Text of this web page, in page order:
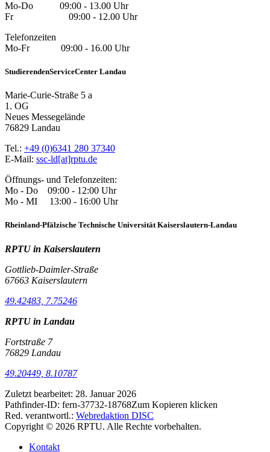
Mo-Do 09:00 - 13.00 Uhr
Fr 09:00 - 12.00 Uhr
Telefonzeiten
Mo-Fr 09:00 - 16.00 Uhr
StudierendenServiceCenter Landau
Marie-Curie-Straße 5 a
1. OG
Neues Messegelände
76829 Landau
Tel.: +49 (0)6341 280 37340
E-Mail: ssc-ld[at]rptu.de
Öffnungs- und Telefonzeiten:
Mo - Do 09:00 - 12:00 Uhr
Mo - MI 13:00 - 16:00 Uhr
Rheinland-Pfälzische Technische Universität Kaiserslautern-Landau
RPTU in Kaiserslautern
Gottlieb-Daimler-Straße
67663 Kaiserslautern
49.42483, 7.75246
RPTU in Landau
Fortstraße 7
76829 Landau
49.20449, 8.10787
Zuletzt bearbeitet: 28. Januar 2026
Pathfinder-ID: fern-37732-18768Zum Kopieren klicken
Red. verantwortl.: Webredaktion DISC
Copyright © 2026 RPTU. Alle Rechte vorbehalten.
Kontakt